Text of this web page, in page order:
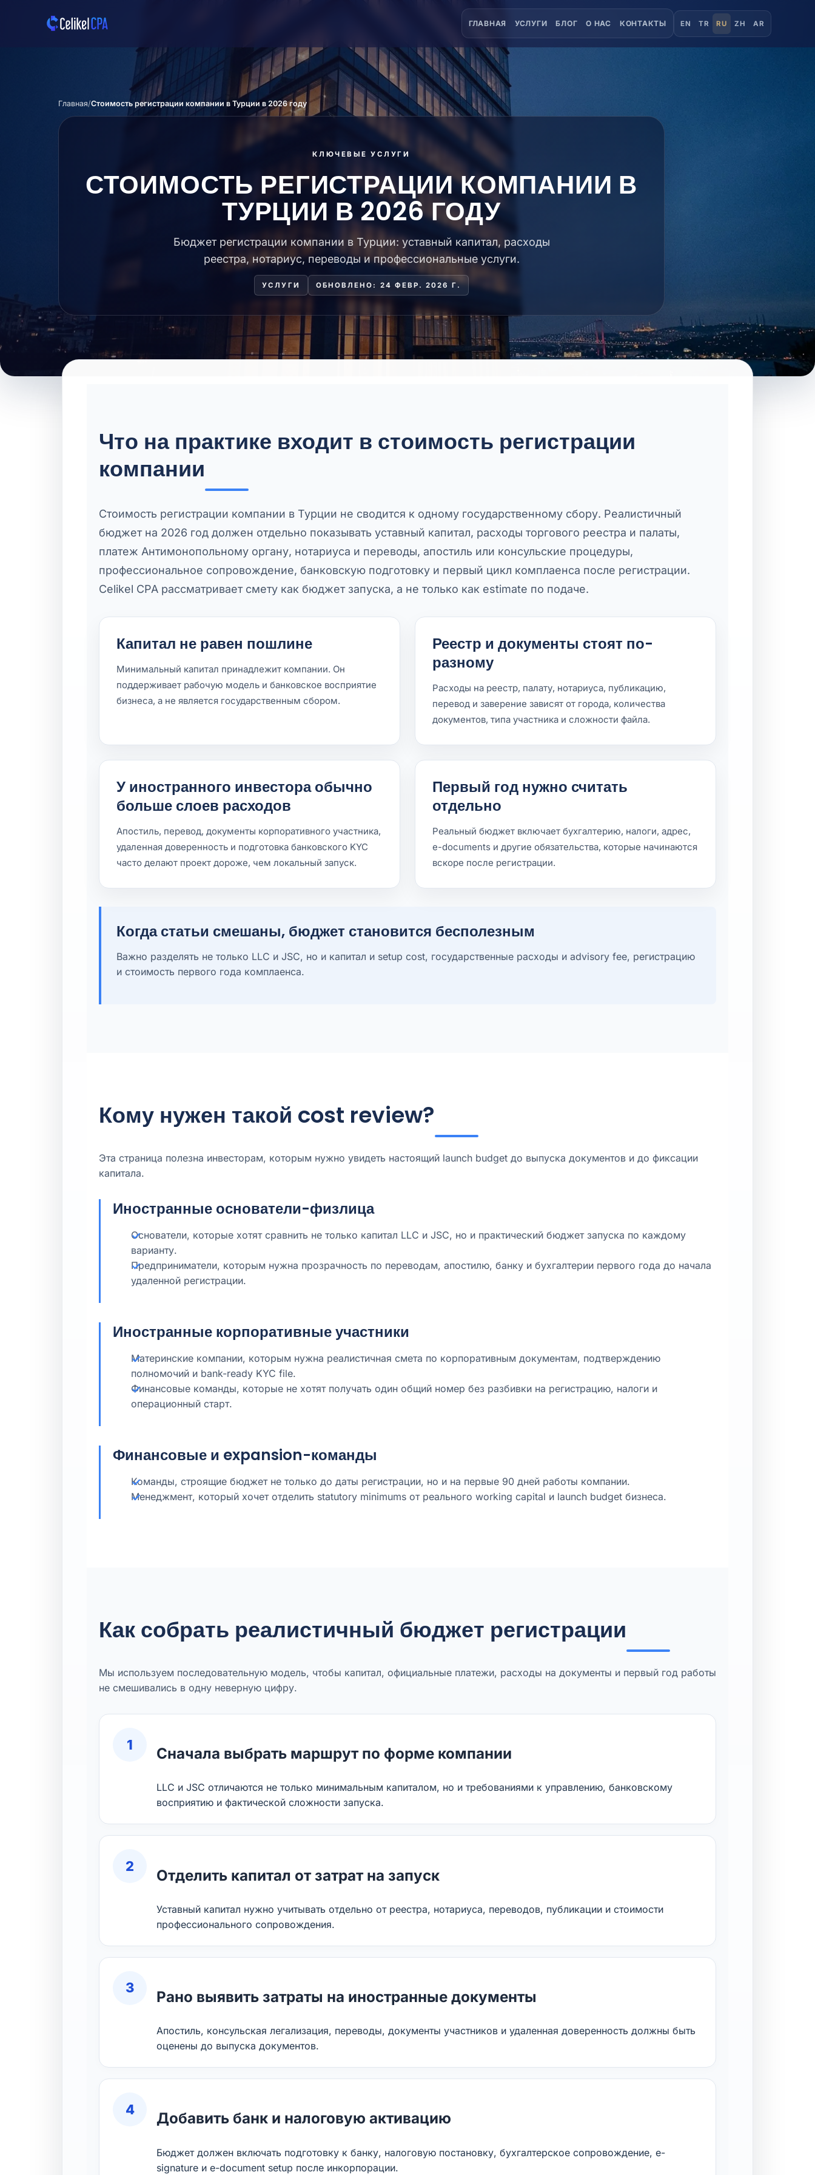
ГЛАВНАЯ УСЛУГИ БЛОГ О НАС КОНТАКТЫ EN TR RU ZH AR
Главная Стоимость регистрации компании в Турции в 2026 году
КЛЮЧЕВЫЕ УСЛУГИ
СТОИМОСТЬ РЕГИСТРАЦИИ КОМПАНИИ В
ТУРЦИИ В 2026 ГОДУ
Бюджет регистрации компании в Турции: уставный капитал, расходы
реестра, нотариус, переводы и профессиональные услуги.
УСЛУГИ ОБНОВЛЕНО: 24 ФЕВР. 2026 Г.
Что на практике входит в стоимость регистрации
компании
Стоимость регистрации компании в Турции не сводится к одному государственному сбору. Реалистичный
бюджет на 2026 год должен отдельно показывать уставный капитал, расходы торгового реестра и палаты,
платеж Антимонопольному органу, нотариуса и переводы, апостиль или консульские процедуры,
профессиональное сопровождение, банковскую подготовку и первый цикл комплаенса после регистрации.
Celikel CPA рассматривает смету как бюджет запуска, а не только как estimate по подаче.
Капитал не равен пошлине
Минимальный капитал принадлежит компании. Он
поддерживает рабочую модель и банковское восприятие
бизнеса, а не является государственным сбором.
Реестр и документы стоят по-
разному
Расходы на реестр, палату, нотариуса, публикацию,
перевод и заверение зависят от города, количества
документов, типа участника и сложности файла.
У иностранного инвестора обычно
больше слоев расходов
Апостиль, перевод, документы корпоративного участника,
удаленная доверенность и подготовка банковского KYC
часто делают проект дороже, чем локальный запуск.
Первый год нужно считать
отдельно
Реальный бюджет включает бухгалтерию, налоги, адрес,
e-documents и другие обязательства, которые начинаются
вскоре после регистрации.
Когда статьи смешаны, бюджет становится бесполезным
Важно разделять не только LLC и JSC, но и капитал и setup cost, государственные расходы и advisory fee, регистрацию
и стоимость первого года комплаенса.
Кому нужен такой cost review?
Эта страница полезна инвесторам, которым нужно увидеть настоящий launch budget до выпуска документов и до фиксации
капитала.
Иностранные основатели-физлица
Основатели, которые хотят сравнить не только капитал LLC и JSC, но и практический бюджет запуска по каждому
варианту.
Предприниматели, которым нужна прозрачность по переводам, апостилю, банку и бухгалтерии первого года до начала
удаленной регистрации.
Иностранные корпоративные участники
Материнские компании, которым нужна реалистичная смета по корпоративным документам, подтверждению
полномочий и bank-ready KYC file.
Финансовые команды, которые не хотят получать один общий номер без разбивки на регистрацию, налоги и
операционный старт.
Финансовые и expansion-команды
Команды, строящие бюджет не только до даты регистрации, но и на первые 90 дней работы компании.
Менеджмент, который хочет отделить statutory minimums от реального working capital и launch budget бизнеса.
Как собрать реалистичный бюджет регистрации
Мы используем последовательную модель, чтобы капитал, официальные платежи, расходы на документы и первый год работы
не смешивались в одну неверную цифру.
1
Сначала выбрать маршрут по форме компании
LLC и JSC отличаются не только минимальным капиталом, но и требованиями к управлению, банковскому
восприятию и фактической сложности запуска.
2
Отделить капитал от затрат на запуск
Уставный капитал нужно учитывать отдельно от реестра, нотариуса, переводов, публикации и стоимости
профессионального сопровождения.
3
Рано выявить затраты на иностранные документы
Апостиль, консульская легализация, переводы, документы участников и удаленная доверенность должны быть
оценены до выпуска документов.
4
Добавить банк и налоговую активацию
Бюджет должен включать подготовку к банку, налоговую постановку, бухгалтерское сопровождение, e-
signature и e-document setup после инкорпорации.